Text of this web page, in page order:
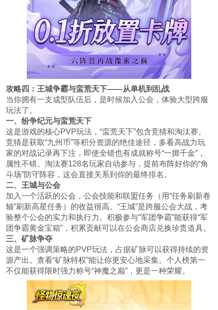
攻略四：王城争霸与蛮荒天下——从单机到乱战
当你拥有一支成型队伍后，是时候加入公会，体验大型跨服
玩法了。
一、纷争纪元与蛮荒天下
这是游戏的核心PVP玩法，“蛮荒天下”包含竞猜和淘汰赛。
竞猜是获取“九州币”等积分资源的绝佳途径，多看高战力玩
家的对战记录再下注，即使全错也有成就称号“一掷千金”，
属性不错。淘汰赛128名玩家自动参与，提前布阵好你的“角
斗场”防守阵容，这会直接关系到你的最终排名。
二、王城与公会
加入一个活跃的公会，公会技能和联盟任务（用“任务刷新卷
轴”刷新高星任务）的收益很高。“王城”是跨服公会大战，考
验整个公会的实力和执行力。积极参与“军团争霸”能获得“军
团争霸黄金宝箱”，积累贡献可以在公会商店兑换珍贵道具。
三、矿脉争夺
这是一个强调策略的PVP玩法，占据矿脉可以获得持续的资
源产出。查看“矿脉特权”能让你更安心地采集。个人榜第一
不仅能获得限时强力称号“神魔之巅”，更是一种荣耀。